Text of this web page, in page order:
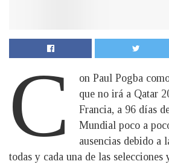
C
on Paul Pogba
que no irá a Qatar
Francia, a 96 días
Mundial poco a
ausencias debido a
todas y cada una de las selecciones